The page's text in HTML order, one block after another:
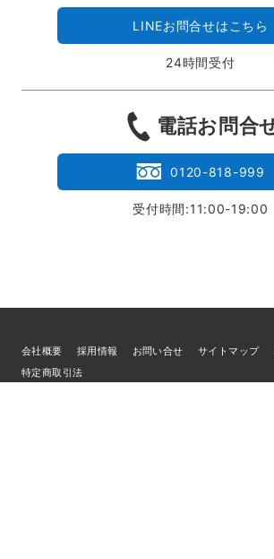
LINEお問合せはこちら
24時間受付
電話お問合
0120-818-999
受付時間:11:00-19:00
会社概要 採用情報 お問い合せ サイトマップ
特定商取引法